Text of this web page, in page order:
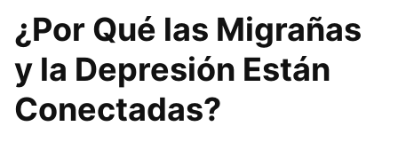
¿Por Qué las Migrañas
y la Depresión Están
Conectadas?